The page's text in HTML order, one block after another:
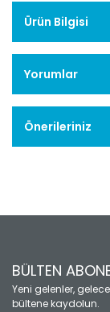
Ürün Bilgisi
Yorumlar
Önerileriniz
BÜLTEN
Yeni gelenler,
bültene kaydolun.